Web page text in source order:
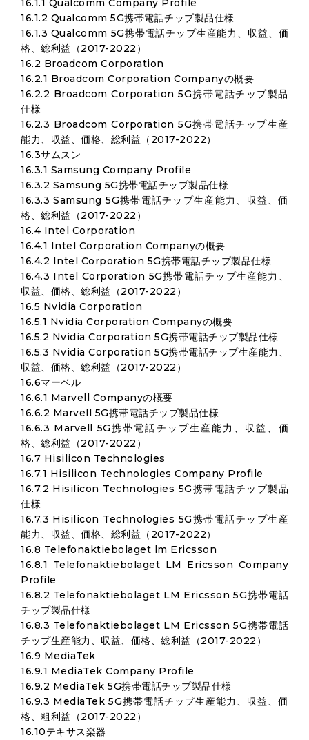
16.1.1 Qualcomm Company Profile
16.1.2 Qualcomm 5G携帯電話チップ製品仕様
16.1.3 Qualcomm 5G携帯電話チップ生産能力、収益、価
格、総利益（2017-2022）
16.2 Broadcom Corporation
16.2.1 Broadcom Corporation Companyの概要
16.2.2 Broadcom Corporation 5G携帯電話チップ製品
仕様
16.2.3 Broadcom Corporation 5G携帯電話チップ生産
能力、収益、価格、総利益（2017-2022）
16.3サムスン
16.3.1 Samsung Company Profile
16.3.2 Samsung 5G携帯電話チップ製品仕様
16.3.3 Samsung 5G携帯電話チップ生産能力、収益、価
格、総利益（2017-2022）
16.4 Intel Corporation
16.4.1 Intel Corporation Companyの概要
16.4.2 Intel Corporation 5G携帯電話チップ製品仕様
16.4.3 Intel Corporation 5G携帯電話チップ生産能力、
収益、価格、総利益（2017-2022）
16.5 Nvidia Corporation
16.5.1 Nvidia Corporation Companyの概要
16.5.2 Nvidia Corporation 5G携帯電話チップ製品仕様
16.5.3 Nvidia Corporation 5G携帯電話チップ生産能力、
収益、価格、総利益（2017-2022）
16.6マーベル
16.6.1 Marvell Companyの概要
16.6.2 Marvell 5G携帯電話チップ製品仕様
16.6.3 Marvell 5G携帯電話チップ生産能力、収益、価
格、総利益（2017-2022）
16.7 Hisilicon Technologies
16.7.1 Hisilicon Technologies Company Profile
16.7.2 Hisilicon Technologies 5G携帯電話チップ製品
仕様
16.7.3 Hisilicon Technologies 5G携帯電話チップ生産
能力、収益、価格、総利益（2017-2022）
16.8 Telefonaktiebolaget lm Ericsson
16.8.1 Telefonaktiebolaget LM Ericsson Company
Profile
16.8.2 Telefonaktiebolaget LM Ericsson 5G携帯電話
チップ製品仕様
16.8.3 Telefonaktiebolaget LM Ericsson 5G携帯電話
チップ生産能力、収益、価格、総利益（2017-2022）
16.9 MediaTek
16.9.1 MediaTek Company Profile
16.9.2 MediaTek 5G携帯電話チップ製品仕様
16.9.3 MediaTek 5G携帯電話チップ生産能力、収益、価
格、粗利益（2017-2022）
16.10テキサス楽器